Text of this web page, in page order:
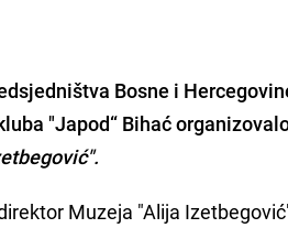
Bosne i
"Japod“ Bihać
Muzeja "Alija